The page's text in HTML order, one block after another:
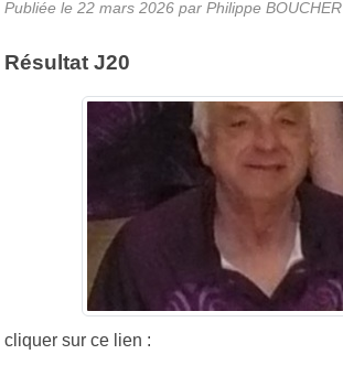
Publiée le 22 mars 2026 par Philippe BOUCHER
Résultat J20
cliquer sur ce lien :